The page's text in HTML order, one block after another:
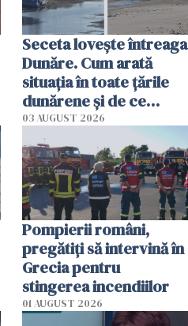
Seceta lovește întreaga
Dunăre. Cum arată
situația în toate țările
dunărene și de ce
România resimte
efectele, deși a plouat
în iulie
03 AUGUST 2026
Pompierii români,
pregătiţi să intervină în
Grecia pentru
stingerea incendiilor
01 AUGUST 2026